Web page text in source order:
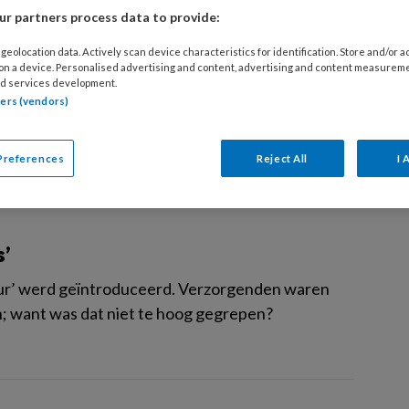
pijnklachten. Wat zijn de aandachtspunten
en veilig mee om te gaan?
werd geïntroduceerd. Verzorgenden waren
want was dat niet te hoog gegrepen?
partners process data to provide:
data. Actively scan device characteristics for identification. Store and/or
a device. Personalised advertising and content, advertising and content
services development.
(vendors)
Reject All I